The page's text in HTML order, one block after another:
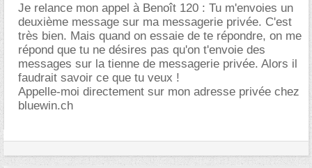
Je relance mon appel à Benoît 120 : Tu m'envoies un
deuxième message sur ma messagerie privée. C'est
très bien. Mais quand on essaie de te répondre, on me
répond que tu ne désires pas qu'on t'envoie des
messages sur la tienne de messagerie privée. Alors il
faudrait savoir ce que tu veux !
Appelle-moi directement sur mon adresse privée chez
bluewin.ch